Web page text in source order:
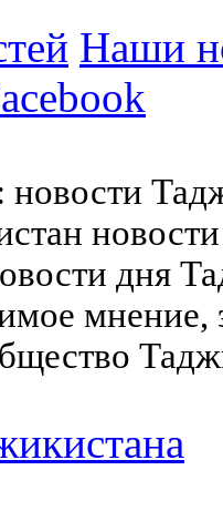
Наши
дня